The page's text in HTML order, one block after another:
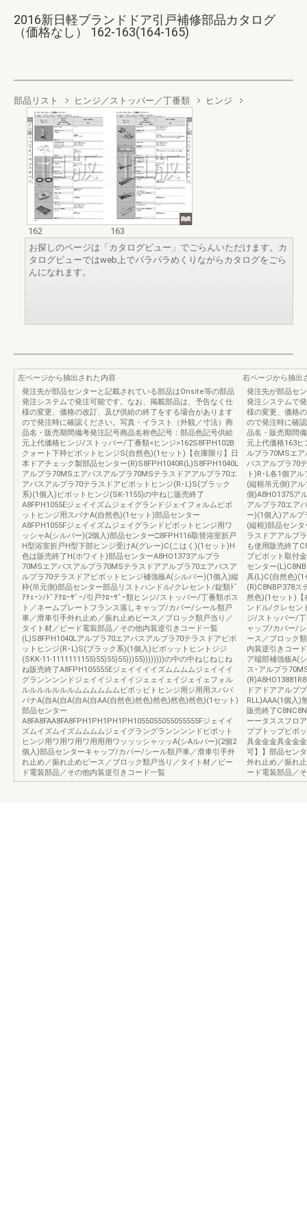
2016新日軽ブランドドア引戸補修部品カタログ
（価格なし） 162-163(164-165)
部品リスト ヒンジ／ストッパー／丁番類 ヒンジ
162
163
お探しのページは「カタログビュー」でごらんいただけます。カ
タログビューではweb上でパラパラめくりながらカタログをごら
んになれます。
左ページから抽出された内容
発注先が部品センターと記載されている部品はOnsite等の部品
発注システムで発注可能です。なお、掲載部品は、予告なく仕
様の変更、価格の改訂、及び供給の終了をする場合があります
ので発注時に確認ください。写真・イラスト（外観／寸法）商
品名・販売期間備考発注記号商品名称色記号：部品色記号供給
元上代価格ヒンジ/ストッパー/丁番類<ヒンジ>162S8FPH102B
クォート下枠ピボットヒンジS(自然色)(1セット)【在庫限り】日
本ドアチェック製部品センター(R)S8FPH1040R(L)S8FPH1040L
アルプラ70MSエアパスアルプラ70MSテラスドアアルプラ70エ
アパスアルプラ70テラスドアピボットヒンジ(R･L)S(ブラック
系)(1個入)ピボットヒンジ(SK-1155)の中ねじ販売終了
A8FPH1055Eジェイイズムジェイグランドジェイフォルムピボ
ットヒンジ用スパナA(自然色)(1セット)部品センター
A8FPH1055Fジェイイズムジェイグランドピボットヒンジ用ワ
ッシャA(シルバー)(2個入)部品センター□8FPH116取替浴室折戸
H型浴室折戸H型下部ヒンジ受けA(グレー)C(こはく)(1セット)H
色は販売終了H(ホワイト)部品センターA8HO1373アルプラ
70MSエアパスアルプラ70MSテラスドアアルプラ70エアパスア
ルプラ70テラスドアピボットヒンジ補強板A(シルバー)(1個入)縦
枠(吊元側)部品センター部品リストハンドル/クレセント/錠類ﾄﾞ
ｱﾁｪｰﾝ/ﾄﾞｱｸﾛｰｻﾞｰ/引戸ｸﾛｰｻﾞｰ類ヒンジ/ストッパー/丁番類ポス
ト／ネームプレートフランス落しキャップ/カバー/シール類戸
車／滑車引手外れ止め／振れ止めピース／ブロック類戸当り／
タイト材／ビード電装部品／その他内装逆引きコード一覧
(L)S8FPH1040Lアルプラ70エアパスアルプラ70テラスドアピボ
ットヒンジ(R･L)S(ブラック系)(1個入)ピボッットヒントジジ
(SKK-11-1111111155)55)55)55)))55))))))))の中の中ねじねじね
ね販売終了A8FPH105555Eジェイイイイズムムムムジェイイイ
グランンンンドジェイイジェイイジェェイェイジェイェフォル
ルルルルルルルムムムムムムピボッピトヒンジ用ジ用用スパパ
パナA(自A(自A(自A(自AA(自然色)然色)然色)然色)然色)(1セット)
部品センター
A8FA8FAA8FA8FPH1PH1PH1PH1055055055055555Fジェイイ
ズムイズムイズムムムムジェイグラングランンンンドピボット
ヒンジ用ワ用ワ用ワ用用用ワッッッシャッッA(シAルバー)(2個2
個入)部品センターキャップ/カバー/シール類戸車／滑車引手外
れ止め／振れ止めピース／ブロック類戸当り／タイト材／ビー
ド電装部品／その他内装逆引きコード一覧
右ページから抽出
発注先が部品セ
発注システムで
様の変更、価格
ので発注時に確
品名・販売期間
元上代価格163
ルプラ70MSエ
パスアルプラ70
ト)R･L各1個ア
(縦框吊元側)ア
側)A8HO1375ア
アルプラ70エア
ー)(1個入)アル
(縦框)部品センタ
ラスドアアルプ
も使用販売終了
プピボット取付
センター
具(L)C(自然色)(1
(R)C8NBP378ス
然色)(1セット)【
ンドル/クレセン
ジ/ストッパー/
ャップ/カバー/
ース／ブロック
内装逆引きコー
ア端部補強板A(
ス･アルプラ
ドアドアアルプ
RLL)AAA(1個入)
販売終了
ーータススフロ
ププトップピボ
具金金金具金金
可】】部品セン
外れ止め／振れ
ード電装部品／